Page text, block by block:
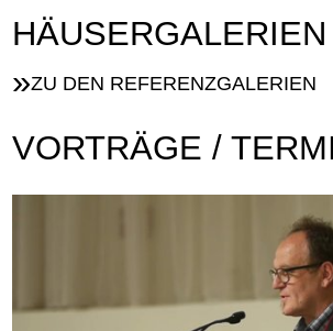
HÄUSERGALERIEN
ZU DEN REFERENZGALERIEN
VORTRÄGE /